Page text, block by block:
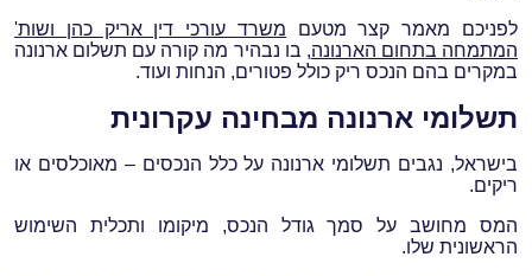
לפניכם מאמר קצר מטעם משרד עורכי דין אריק כהן ושות'
המתמחה בתחום הארנונה, בו נבהיר מה קורה עם תשלום ארנונה
במקרים בהם הנכס ריק כולל פטורים, הנחות ועוד.
תשלומי ארנונה מבחינה עקרונית
בישראל, נגבים תשלומי ארנונה על כלל הנכסים – מאוכלסים או
ריקים.
המס מחושב על סמך גודל הנכס, מיקומו ותכלית השימוש
הראשונית שלו.